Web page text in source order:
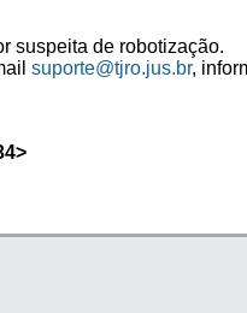
suspeita de robotização.
suporte@tjro.jus.br,